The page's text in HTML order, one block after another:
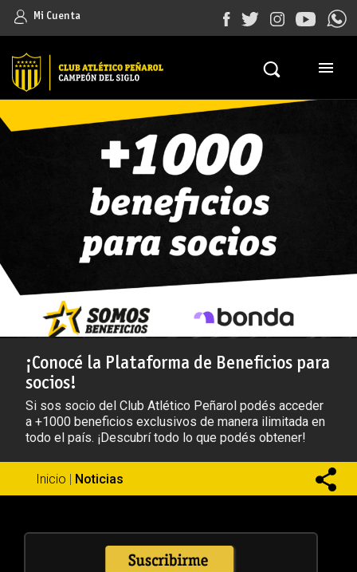
Mi Cuenta
¡Conocé la Plataforma de Beneficios para
socios!
Si sos socio del Club Atlético Peñarol podés acceder
a +1000 beneficios exclusivos de manera ilimitada en
todo el país. ¡Descubrí todo lo que podés obtener!
Inicio | Noticias